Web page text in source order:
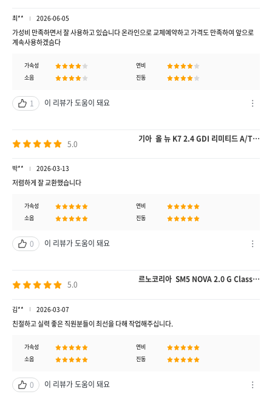
고
최** 2026-06-05
가성비 만족하면서 잘 사용하고 있습니다 온라인으로 교체예약하고 가격도 만족하여 앞으로
계속사용하겠슴다
가속성
연비
소음
진동
1 이 리뷰가 도움이 돼요
차
하
5.0 기아 올 뉴 K7 2.4 GDI 리미티드 A/T K7
박** 2026-03-13
저렴하게 잘 교환했습니다
가속성
연비
소음
진동
0 이 리뷰가 도움이 돼요
차
5.0 르노코리아 SM5 NOVA 2.0 G Classic CVT SM5
김** 2026-03-07
친절하고 실력 좋은 직원분들이 최선을 다해 작업해주십니다.
가속성
연비
소음
진동
0 이 리뷰가 도움이 돼요
차